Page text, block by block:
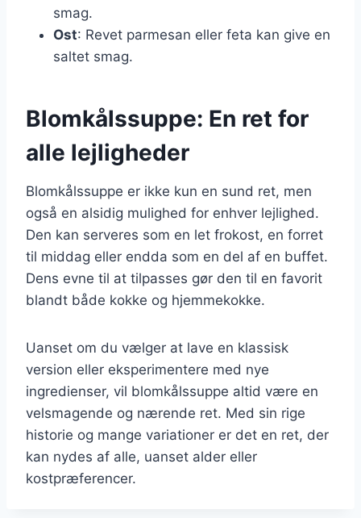
smag.
Ost: Revet parmesan eller feta kan give en
saltet smag.
Blomkålssuppe: En ret for
alle lejligheder
Blomkålssuppe er ikke kun en sund ret, men
også en alsidig mulighed for enhver lejlighed.
Den kan serveres som en let frokost, en forret
til middag eller endda som en del af en buffet.
Dens evne til at tilpasses gør den til en favorit
blandt både kokke og hjemmekokke.
Uanset om du vælger at lave en klassisk
version eller eksperimentere med nye
ingredienser, vil blomkålssuppe altid være en
velsmagende og nærende ret. Med sin rige
historie og mange variationer er det en ret, der
kan nydes af alle, uanset alder eller
kostpræferencer.